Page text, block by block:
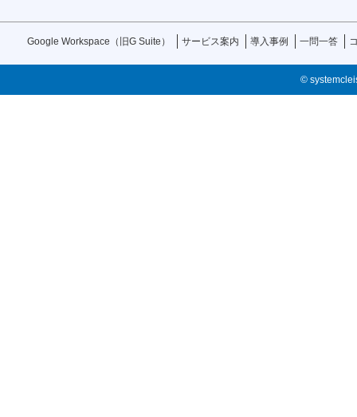
Google Workspace（旧G Suite） サービス案内 導入事例 一問一答
©